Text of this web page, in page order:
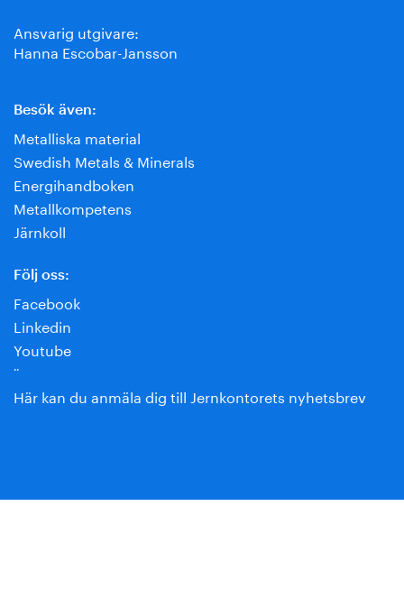
Ansvarig utgivare:
Hanna Escobar-Jansson
Besök även:
Metalliska material
Swedish Metals & Minerals
Energihandboken
Metallkompetens
Järnkoll
Följ oss:
Facebook
Linkedin
Youtube
¨
Här kan du anmäla dig till Jernkontorets nyhetsbrev